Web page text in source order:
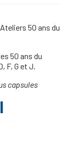
50 ans du
50 ans du
F, G et J.
capsules